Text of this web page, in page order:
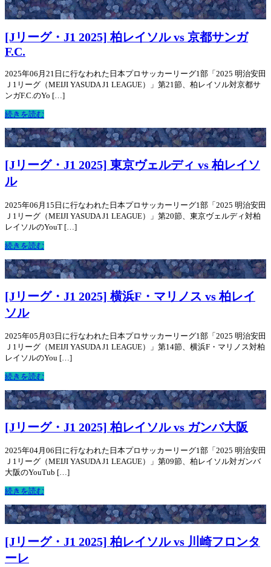
[Jリーグ・J1 2025] 柏レイソル vs 京都サンガ
F.C.
2025年06月21日に行なわれた日本プロサッカーリーグ1部「2025 明治安田
Ｊ1リーグ（MEIJI YASUDA J1 LEAGUE）」第21節、柏レイソル対京都サ
ンガF.C.のYo […]
続きを読む
[Jリーグ・J1 2025] 東京ヴェルディ vs 柏レイソ
ル
2025年06月15日に行なわれた日本プロサッカーリーグ1部「2025 明治安田
Ｊ1リーグ（MEIJI YASUDA J1 LEAGUE）」第20節、東京ヴェルディ対柏
レイソルのYouT […]
続きを読む
[Jリーグ・J1 2025] 横浜F・マリノス vs 柏レイ
ソル
2025年05月03日に行なわれた日本プロサッカーリーグ1部「2025 明治安田
Ｊ1リーグ（MEIJI YASUDA J1 LEAGUE）」第14節、横浜F・マリノス対柏
レイソルのYou […]
続きを読む
[Jリーグ・J1 2025] 柏レイソル vs ガンバ大阪
2025年04月06日に行なわれた日本プロサッカーリーグ1部「2025 明治安田
Ｊ1リーグ（MEIJI YASUDA J1 LEAGUE）」第09節、柏レイソル対ガンバ
大阪のYouTub […]
続きを読む
[Jリーグ・J1 2025] 柏レイソル vs 川崎フロンタ
ーレ